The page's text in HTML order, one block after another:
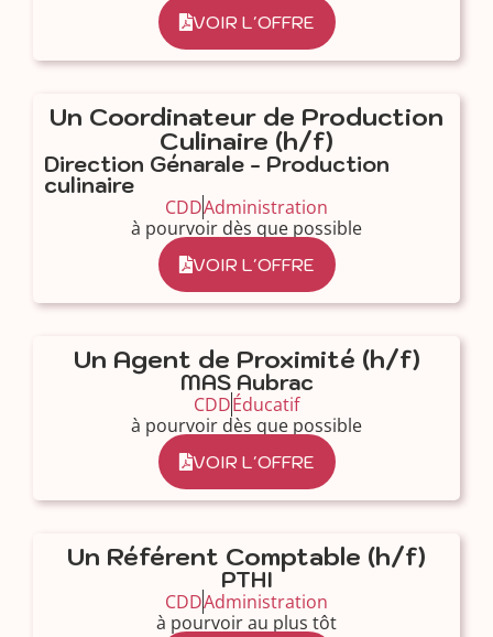
VOIR L'OFFRE
Un Coordinateur de Production
Culinaire (h/f)
Direction Génarale - Production
culinaire
CDDAdministration
à pourvoir dès que possible
VOIR L'OFFRE
Un Agent de Proximité (h/f)
MAS Aubrac
CDDÉducatif
à pourvoir dès que possible
VOIR L'OFFRE
Un Référent Comptable (h/f)
PTHI
CDDAdministration
à pourvoir au plus tôt